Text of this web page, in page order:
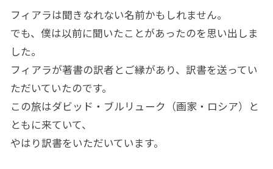
フィアラは聞きなれない名前かもしれません。
でも、僕は以前に聞いたことがあったのを思い出しま
した。
フィアラが著書の訳者とご縁があり、訳書を送ってい
ただいていたのです。
この旅はダビッド・ブルリューク（画家・ロシア）と
ともに来ていて、
やはり訳書をいただいています。